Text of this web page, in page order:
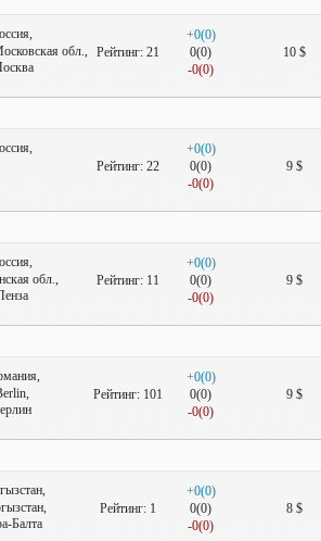
10 $
+0(0)
0(0)
-0(0)
Рейтинг:21
обл.,
9 $
+0(0)
0(0)
-0(0)
Рейтинг:22
9 $
+0(0)
0(0)
-0(0)
Рейтинг:11
обл.,
9 $
+0(0)
0(0)
-0(0)
Рейтинг:101
8 $
+0(0)
0(0)
-0(0)
Рейтинг:1
Балта